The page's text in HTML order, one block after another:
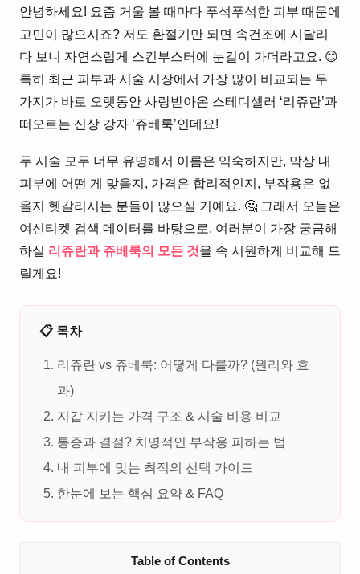
안녕하세요! 요즘 거울 볼 때마다 푸석푸석한 피부 때문에
고민이 많으시죠? 저도 환절기만 되면 속건조에 시달리
다 보니 자연스럽게 스킨부스터에 눈길이 가더라고요. 😊
특히 최근 피부과 시술 시장에서 가장 많이 비교되는 두
가지가 바로 오랫동안 사랑받아온 스테디셀러 ‘리쥬란’과
떠오르는 신상 강자 ‘쥬베룩’인데요!
두 시술 모두 너무 유명해서 이름은 익숙하지만, 막상 내
피부에 어떤 게 맞을지, 가격은 합리적인지, 부작용은 없
을지 헷갈리시는 분들이 많으실 거예요. 🤔 그래서 오늘은
여신티켓 검색 데이터를 바탕으로, 여러분이 가장 궁금해
하실 리쥬란과 쥬베룩의 모든 것을 속 시원하게 비교해 드
릴게요!
📋 목차
리쥬란 vs 쥬베룩: 어떻게 다를까? (원리와 효
과)
지갑 지키는 가격 구조 & 시술 비용 비교
통증과 결절? 치명적인 부작용 피하는 법
내 피부에 맞는 최적의 선택 가이드
한눈에 보는 핵심 요약 & FAQ
Table of Contents